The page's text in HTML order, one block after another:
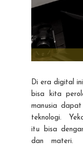
Di era digital
bisa kita
manusia
teknologi.
itu bisa
dan materi.